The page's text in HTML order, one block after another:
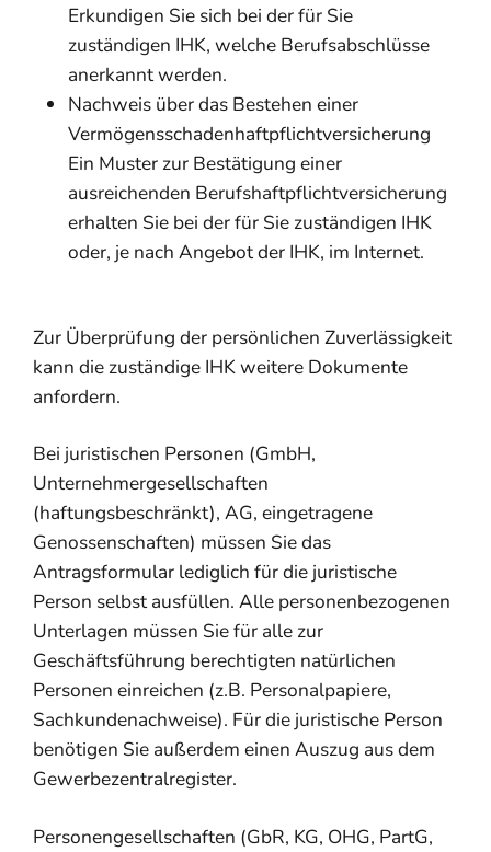
Erkundigen Sie sich bei der für Sie
zuständigen IHK, welche Berufsabschlüsse
anerkannt werden.
Nachweis über das Bestehen einer
Vermögensschadenhaftpflichtversicherung
Ein Muster zur Bestätigung einer
ausreichenden Berufshaftpflichtversicherung
erhalten Sie bei der für Sie zuständigen IHK
oder, je nach Angebot der IHK, im Internet.
Zur Überprüfung der persönlichen Zuverlässigkeit
kann die zuständige IHK weitere Dokumente
anfordern.
Bei juristischen Personen (GmbH,
Unternehmergesellschaften
(haftungsbeschränkt), AG, eingetragene
Genossenschaften) müssen Sie das
Antragsformular lediglich für die juristische
Person selbst ausfüllen. Alle personenbezogenen
Unterlagen müssen Sie für alle zur
Geschäftsführung berechtigten natürlichen
Personen einreichen (z.B. Personalpapiere,
Sachkundenachweise). Für die juristische Person
benötigen Sie außerdem einen Auszug aus dem
Gewerbezentralregister.
Personengesellschaften (GbR, KG, OHG, PartG,